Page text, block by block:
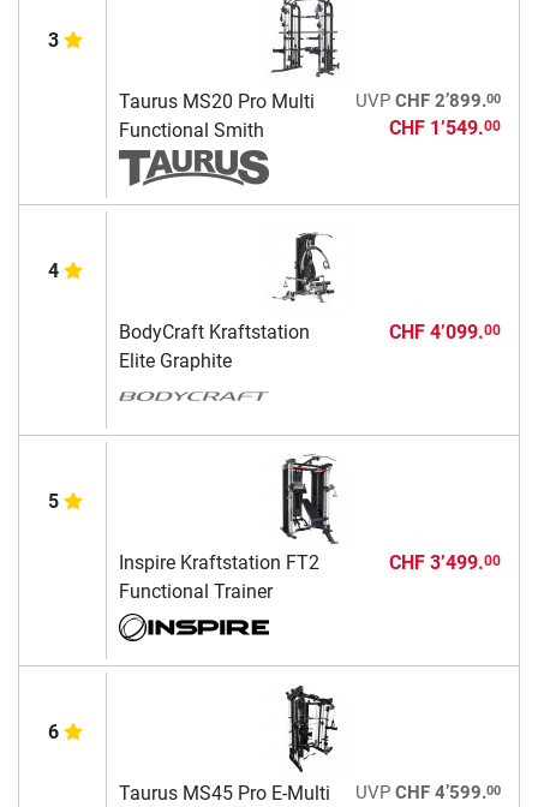
3
Taurus MS20 Pro Multi
Functional Smith
UVP CHF 2’899.00
CHF 1’549.00
4
BodyCraft Kraftstation
Elite Graphite
CHF 4’099.00
5
Inspire Kraftstation FT2
Functional Trainer
CHF 3’499.00
6
Taurus MS45 Pro E-Multi
UVP CHF 4’599.00